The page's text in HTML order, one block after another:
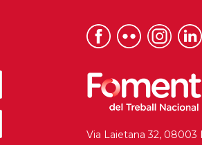
Via Laietana 32, 08003